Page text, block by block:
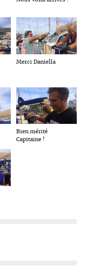
Merci Daniella
Bien mérité
Capitaine !